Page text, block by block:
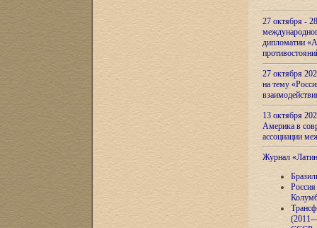
27 октября -
дипломатии
27 октября
на тему
13 октября
Америка в
ассоциации
Журнал